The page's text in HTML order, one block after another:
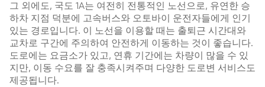
그 외에도, 국도 1A는 여전히 전통적인 노선으로, 유연한 승
하차 지점 덕분에 고속버스와 오토바이 운전자들에게 인기
있는 경로입니다. 이 노선을 이용할 때는 출퇴근 시간대와
교차로 구간에 주의하여 안전하게 이동하는 것이 좋습니다.
도로에는 요금소가 있고, 연휴 기간에는 차량이 많을 수 있
지만, 이동 수요를 잘 충족시켜주며 다양한 도로변 서비스도
제공됩니다.